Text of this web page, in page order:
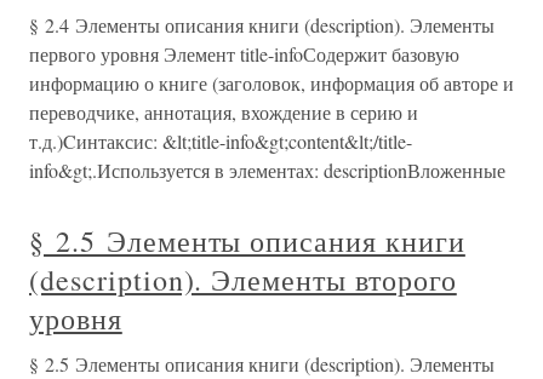
§ 2.4 Элементы описания книги (description). Элементы
первого уровня Элемент title-infoСодержит базовую
информацию о книге (заголовок, информация об авторе и
переводчике, аннотация, вхождение в серию и
т.д.)Cинтаксис: &lt;title-info&gt;content&lt;/title-
info&gt;.Используется в элементах: descriptionВложенные
§ 2.5 Элементы описания книги
(description). Элементы второго
уровня
§ 2.5 Элементы описания книги (description). Элементы